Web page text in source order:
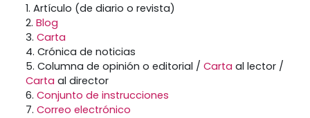
1. Artículo (de diario o revista)
2.Blog
3.Carta
4. Crónica de noticias
5. Columna de opinión o editorial /Carta al lector /
Carta al director
6.Conjunto de instrucciones
7.Correo electrónico